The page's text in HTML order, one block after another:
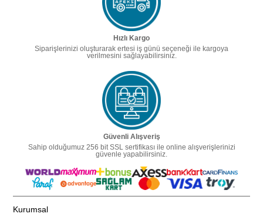
Hızlı Kargo
Siparişlerinizi oluşturarak ertesi iş günü seçeneği ile kargoya
verilmesini sağlayabilirsiniz.
Güvenli Alışveriş
Sahip olduğumuz 256 bit SSL sertifikası ile online alışverişlerinizi
güvenle yapabilirsiniz.
Kurumsal